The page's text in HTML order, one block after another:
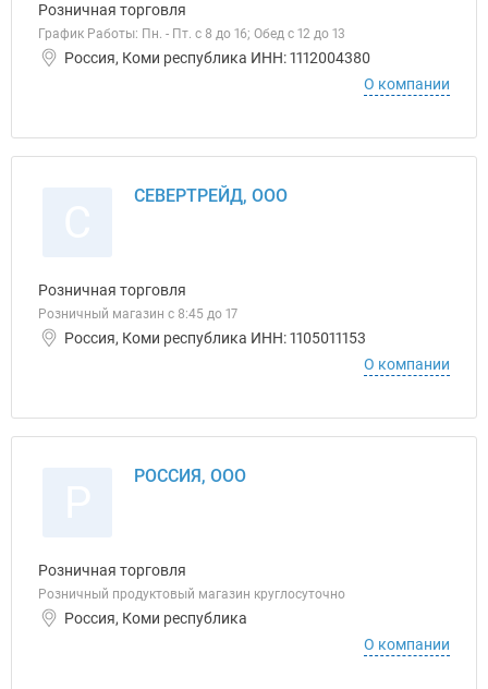
Розничная торговля
График Работы: Пн. - Пт. с 8 до 16; Обед с 12 до 13
Россия, Коми республика ИНН: 1112004380
О компании
СЕВЕРТРЕЙД, ООО
Розничная торговля
Розничный магазин с 8:45 до 17
Россия, Коми республика ИНН: 1105011153
О компании
РОССИЯ, ООО
Розничная торговля
Розничный продуктовый магазин круглосуточно
Россия, Коми республика
О компании